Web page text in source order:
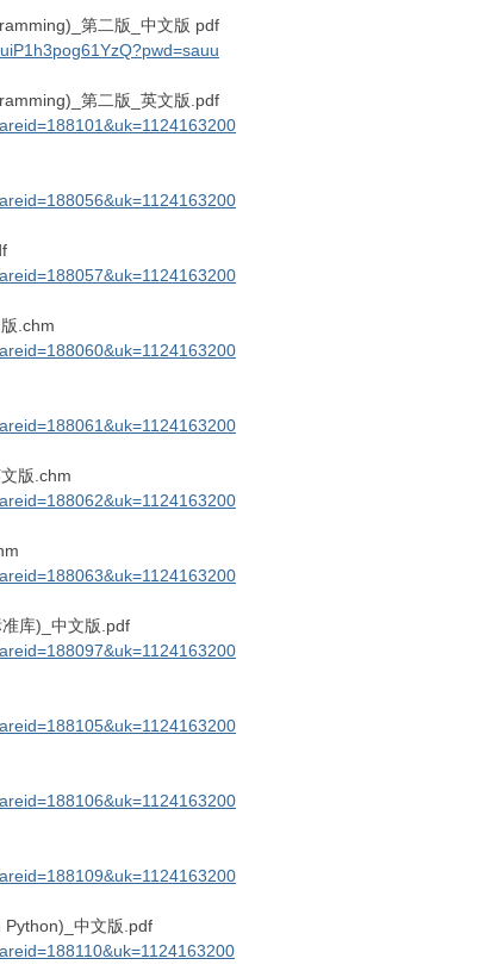
第二版_中文版 pdf
第二版_英文版.pdf
.chm
版.chm
库)_中文版.pdf
Python)_中文版.pdf